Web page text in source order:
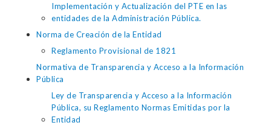
Implementación y Actualización del PTE en las
entidades de la Administración Pública.
Norma de Creación de la Entidad
Reglamento Provisional de 1821
Normativa de Transparencia y Acceso a la Información
Pública
Ley de Transparencia y Acceso a la Información
Pública, su Reglamento Normas Emitidas por la
Entidad